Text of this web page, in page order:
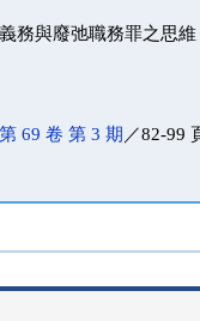
務與廢弛職務罪之思維
第 69 卷 第 3 期 ／82-99